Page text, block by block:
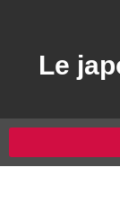
Le